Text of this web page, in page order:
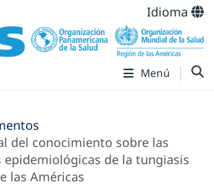
Idioma
Menú
del conocimiento sobre las
epidemiológicas de la tungiasis
las Américas